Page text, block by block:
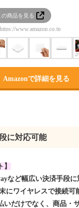
の商品を見る
https://www.amazon.co.jp
Amazonで詳細を見る
に対応可能
など幅広い決済手段
にワイヤレスで接続可
いだけでなく、商品・